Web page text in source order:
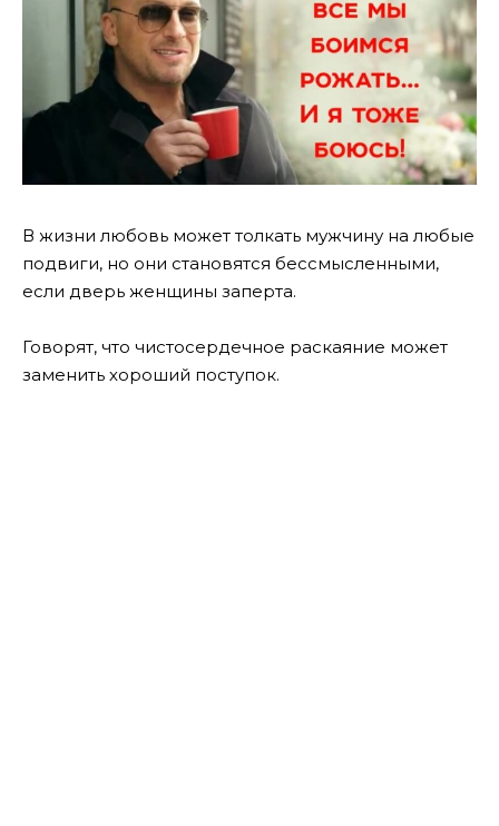
В жизни любовь может толкать мужчину на любые
подвиги, но они становятся бессмысленными,
если дверь женщины заперта.
Говорят, что чистосердечное раскаяние может
заменить хороший поступок.